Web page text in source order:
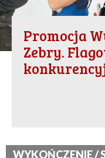
Promocja
Zebry.
WYKOŃCZENIE /